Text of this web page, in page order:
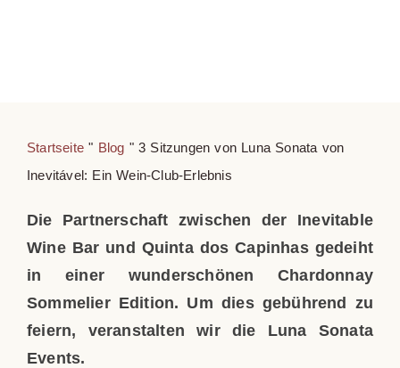
Startseite " Blog "3 Sitzungen von Luna Sonata von
Inevitável: Ein Wein-Club-Erlebnis
Die Partnerschaft zwischen der Inevitable
Wine Bar und Quinta dos Capinhas gedeiht
in einer wunderschönen Chardonnay
Sommelier Edition. Um dies gebührend zu
feiern, veranstalten wir die Luna Sonata
Events.